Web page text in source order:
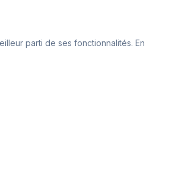
parti de ses fonctionnalités. En